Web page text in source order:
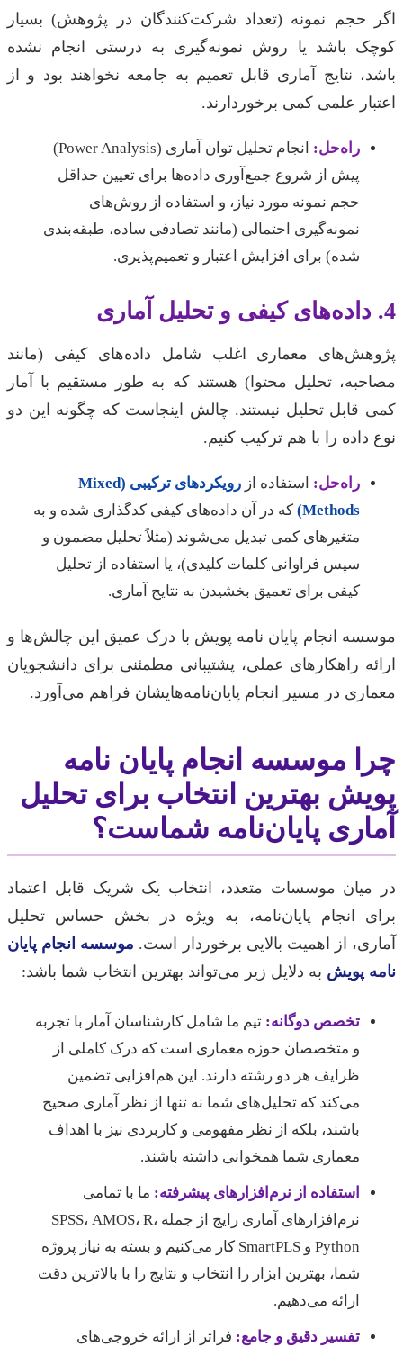
اگر حجم نمونه (تعداد شرکت‌کنندگان در پژوهش) بسیار
کوچک باشد یا روش نمونه‌گیری به درستی انجام نشده
باشد، نتایج آماری قابل تعمیم به جامعه نخواهند بود و از
اعتبار علمی کمی برخوردارند.
راه‌حل:
انجام تحلیل توان آماری (Power Analysis)
پیش از شروع جمع‌آوری داده‌ها برای تعیین حداقل
حجم نمونه مورد نیاز، و استفاده از روش‌های
نمونه‌گیری احتمالی (مانند تصادفی ساده، طبقه‌بندی
شده) برای افزایش اعتبار و تعمیم‌پذیری.
4. داده‌های کیفی و تحلیل آماری
پژوهش‌های معماری اغلب شامل داده‌های کیفی (مانند
مصاحبه، تحلیل محتوا) هستند که به طور مستقیم با آمار
کمی قابل تحلیل نیستند. چالش اینجاست که چگونه این دو
نوع داده را با هم ترکیب کنیم.
راه‌حل: استفاده از
رویکردهای ترکیبی (Mixed
Methods) که در آن داده‌های کیفی کدگذاری شده و به
متغیرهای کمی تبدیل می‌شوند (مثلاً تحلیل مضمون و
سپس فراوانی کلمات کلیدی)، یا استفاده از تحلیل
کیفی برای تعمیق بخشیدن به نتایج آماری.
موسسه انجام پایان نامه پویش با درک عمیق این چالش‌ها و
ارائه راهکارهای عملی، پشتیبانی مطمئنی برای دانشجویان
معماری در مسیر انجام پایان‌نامه‌هایشان فراهم می‌آورد.
چرا موسسه انجام پایان نامه
پویش بهترین انتخاب برای تحلیل
آماری پایان‌نامه شماست؟
در میان موسسات متعدد، انتخاب یک شریک قابل اعتماد
برای انجام پایان‌نامه، به ویژه در بخش حساس تحلیل
آماری، از اهمیت بالایی برخوردار است. موسسه انجام پایان
نامه پویش به دلایل زیر می‌تواند بهترین انتخاب شما باشد:
تخصص دوگانه: تیم ما شامل کارشناسان آمار با تجربه
و متخصصان حوزه معماری است که درک کاملی از
ظرایف هر دو رشته دارند. این هم‌افزایی تضمین
می‌کند که تحلیل‌های شما نه تنها از نظر آماری صحیح
باشند، بلکه از نظر مفهومی و کاربردی نیز با اهداف
معماری شما همخوانی داشته باشند.
استفاده از نرم‌افزارهای پیشرفته: ما با تمامی
نرم‌افزارهای آماری رایج از جمله SPSS، AMOS، R،
Python و SmartPLS کار می‌کنیم و بسته به نیاز پروژه
شما، بهترین ابزار را انتخاب و نتایج را با بالاترین دقت
ارائه می‌دهیم.
تفسیر دقیق و جامع: فراتر از ارائه خروجی‌های